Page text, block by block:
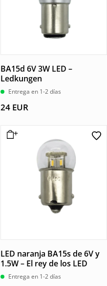
BA15d 6V 3W LED –
Ledkungen
Entrega en 1-2 días
24 EUR
LED naranja BA15s de 6V y
1.5W – El rey de los LED
Entrega en 1-2 días